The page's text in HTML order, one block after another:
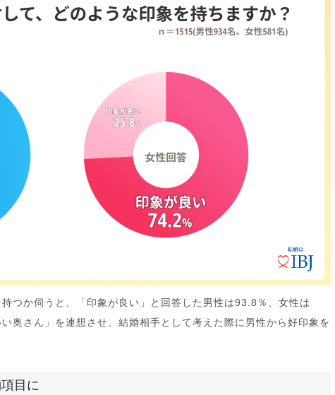
つか伺うと、「印象が良い」と回答した男性は93.8％、女性は
奥さん」を連想させ、結婚相手として考えた際に男性から好印象を
目に